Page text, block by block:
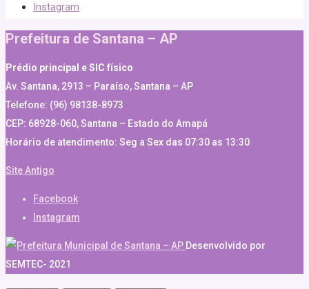
Instagram
Prefeitura de Santana – AP
Prédio principal e SIC físico
Av. Santana, 2913 – Paraíso, Santana – AP
Telefone: (96) 98138-8973
CEP: 68928-060, Santana – Estado do Amapá
Horário de atendimento: Seg a Sex das 07:30 as 13:30
Site Antigo
Facebook
Instagram
Desenvolvido por
SEMTEC- 2021